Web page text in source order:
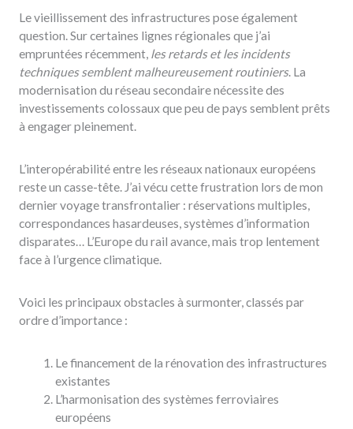
Le vieillissement des infrastructures pose également
question. Sur certaines lignes régionales que j’ai
empruntées récemment, les retards et les incidents
techniques semblent malheureusement routiniers. La
modernisation du réseau secondaire nécessite des
investissements colossaux que peu de pays semblent prêts
à engager pleinement.
L’interopérabilité entre les réseaux nationaux européens
reste un casse-tête. J’ai vécu cette frustration lors de mon
dernier voyage transfrontalier : réservations multiples,
correspondances hasardeuses, systèmes d’information
disparates… L’Europe du rail avance, mais trop lentement
face à l’urgence climatique.
Voici les principaux obstacles à surmonter, classés par
ordre d’importance :
Le financement de la rénovation des infrastructures
existantes
L’harmonisation des systèmes ferroviaires
européens